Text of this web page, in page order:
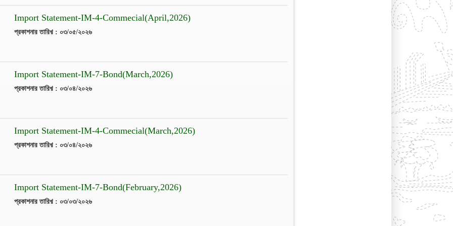
Import Statement-IM-4-Commecial(April,2026)
প্রকাশনার তারিখ় : ০৩/০৫/২০২৬
Import Statement-IM-7-Bond(March,2026)
প্রকাশনার তারিখ় : ০৩/০৪/২০২৬
Import Statement-IM-4-Commecial(March,2026)
প্রকাশনার তারিখ় : ০৩/০৪/২০২৬
Import Statement-IM-7-Bond(February,2026)
প্রকাশনার তারিখ় : ০৩/০৩/২০২৬